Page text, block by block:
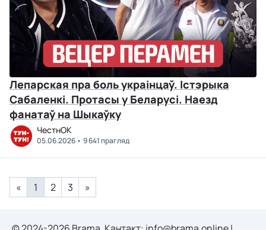
Лепарская пра боль украінцаў. Істэрыка
Сабаленкі. Протасы у Беларусі. Наезд
фанатаў на Шыкаўку
ЧестнОК
05.06.2026 9 641 прагляд
« 1 2 3 »